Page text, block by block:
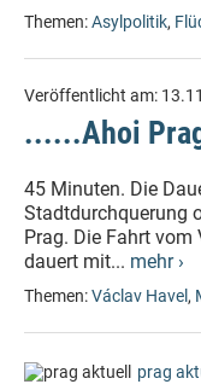
Themen:Asylpolitik,
Veröffentlicht am:
......Ahoi
45 Minuten. Die
Stadtdurchquerung
Prag. Die Fahrt
dauert mit... mehr ›
Themen:Václav Havel,
prag